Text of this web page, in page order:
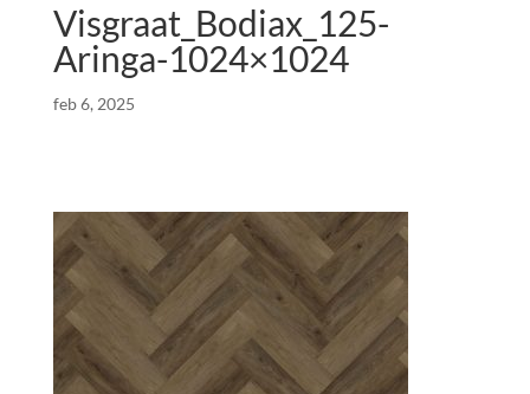
Visgraat_Bodiax_125-
Aringa-1024×1024
feb 6, 2025